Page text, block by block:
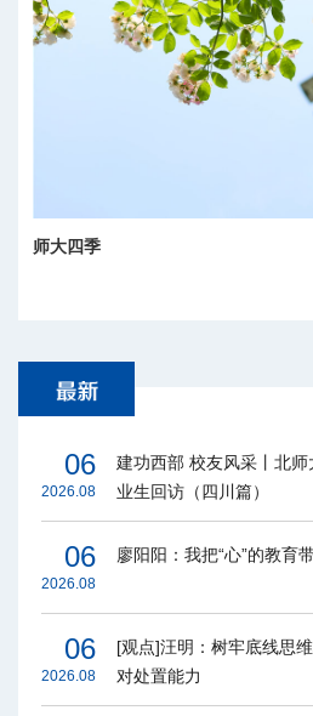
师大四季
06
2026.08
建功西部 校友风采丨北师
业生回访（四川篇）
06
2026.08
廖阳阳：我把“心”的教育
06
2026.08
[观点]汪明：树牢底线思
对处置能力